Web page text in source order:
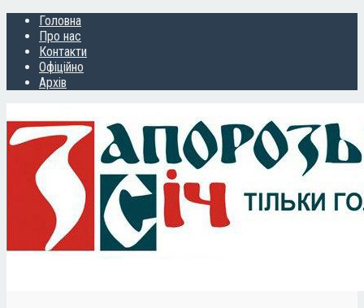
Головна
Про нас
Контакти
Офіційно
Архів